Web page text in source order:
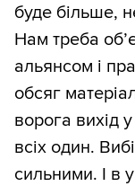
буде більше,
Нам треба
альянсом і
обсяг
ворога вихід
всіх один.
сильними. І в